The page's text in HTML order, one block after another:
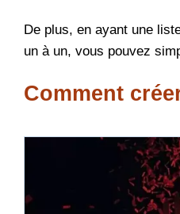
De plus, en ayant une
un à un, vous pouvez
Comment